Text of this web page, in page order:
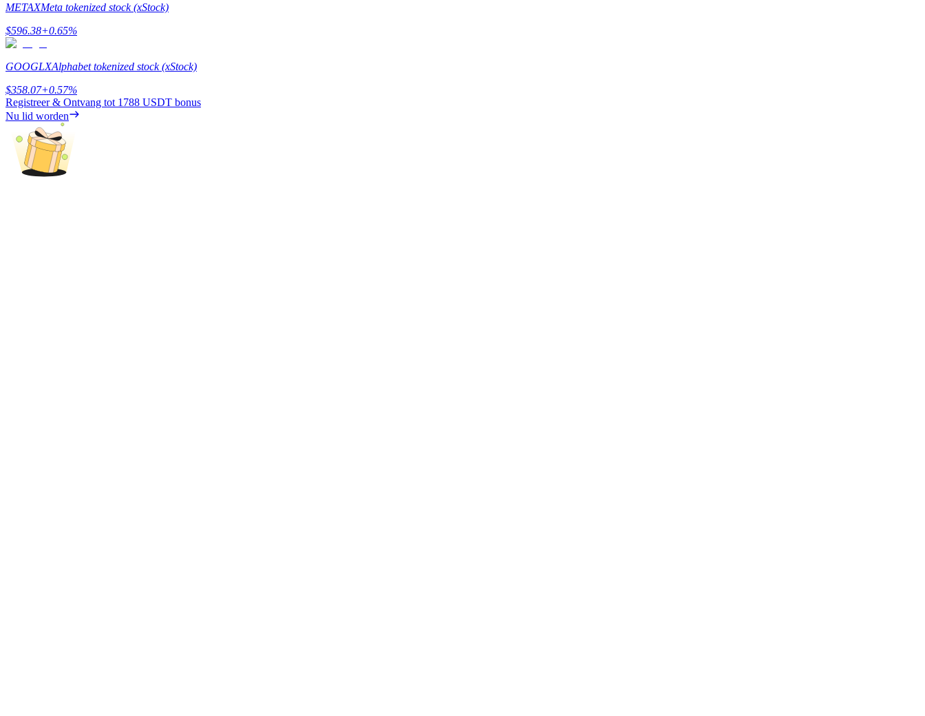
Handelsstrategieën
Leer hoe u winstgevend kunt blijven
METAXMeta tokenized stock (xStock)
$596.38+0.65%
GOOGLXAlphabet tokenized stock (xStock)
$358.07+0.57%
Registreer & Ontvang tot 1788 USDT bonus
Nu lid worden